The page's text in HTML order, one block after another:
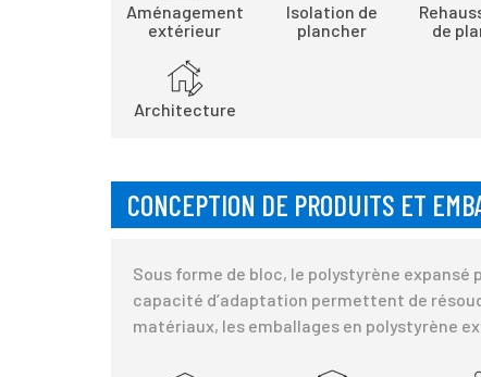
Aménagement
extérieur
Isolation de
plancher
de
Architecture
CONCEPTION DE PRODUITS ET
Sous forme de bloc, le polystyrène
capacité d’adaptation permettent de
matériaux, les emballages en polystyrène